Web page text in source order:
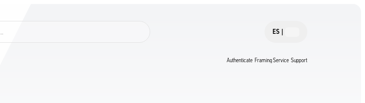
ES |
Authenticate Framing Service Support